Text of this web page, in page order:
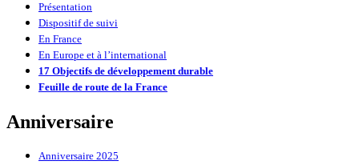
Présentation
Dispositif de suivi
En France
En Europe et à l’international
17 Objectifs de développement durable
Feuille de route de la France
Anniversaire
Anniversaire 2025